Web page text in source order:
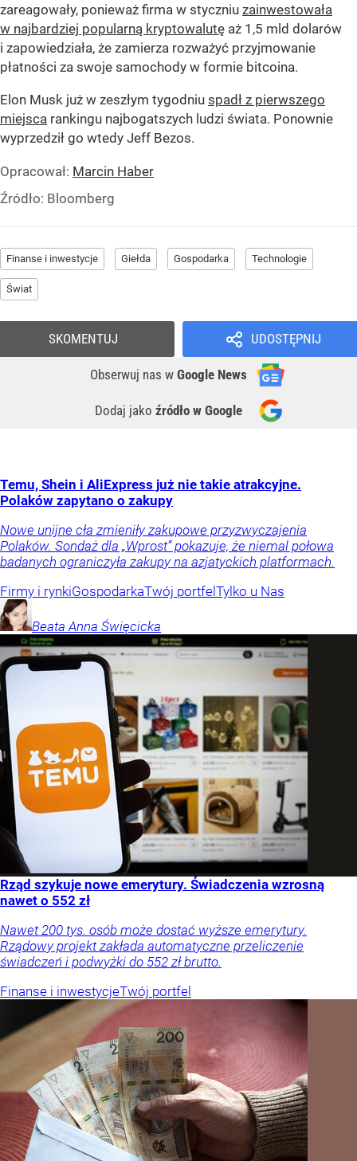
zareagowały, ponieważ firma w styczniu zainwestowała
w najbardziej popularną kryptowalutę aż 1,5 mld dolarów
i zapowiedziała, że zamierza rozważyć przyjmowanie
płatności za swoje samochody w formie bitcoina.
Elon Musk już w zeszłym tygodniu spadł z pierwszego
miejsca rankingu najbogatszych ludzi świata. Ponownie
wyprzedził go wtedy Jeff Bezos.
Opracował: Marcin Haber
Źródło: Bloomberg
Finanse i inwestycje Giełda Gospodarka Technologie
Świat
UDOSTĘPNIJ
Obserwuj nas w Google News
Dodaj jako źródło w Google
SKOMENTUJ
Temu, Shein i AliExpress już nie takie atrakcyjne.
Polaków zapytano o zakupy
Nowe unijne cła zmieniły zakupowe przyzwyczajenia
Polaków. Sondaż dla „Wprost” pokazuje, że niemal połowa
badanych ograniczyła zakupy na azjatyckich platformach.
Firmy i rynkiGospodarkaTwój portfel Tylko u Nas
Beata Anna Święcicka
Rząd szykuje nowe emerytury. Świadczenia wzrosną
nawet o 552 zł
Nawet 200 tys. osób może dostać wyższe emerytury.
Rządowy projekt zakłada automatyczne przeliczenie
świadczeń i podwyżki do 552 zł brutto.
Finanse i inwestycjeTwój portfel